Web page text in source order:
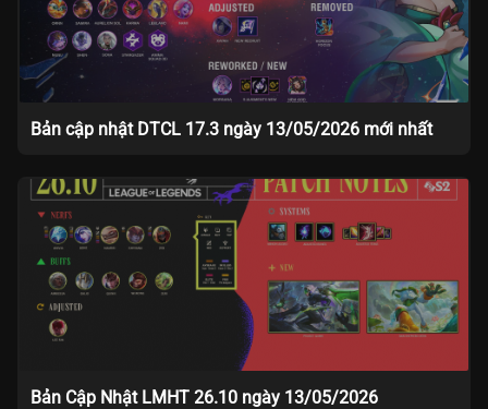
Bản cập nhật DTCL 17.3 ngày 13/05/2026 mới nhất
Bản Cập Nhật LMHT 26.10 ngày 13/05/2026